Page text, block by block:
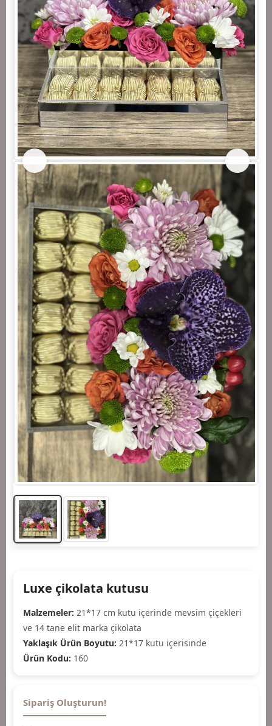
Luxe çikolata kutusu
Malzemeler: 21*17 cm kutu içerinde mevsim çiçekleri
ve 14 tane elit marka çikolata
Yaklaşık Ürün Boyutu: 21*17 kutu içerisinde
Ürün Kodu: 160
Sipariş Oluşturun!